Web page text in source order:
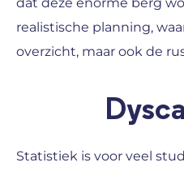
realistische planning,
overzicht, maar ook de
Statistiek is voor veel